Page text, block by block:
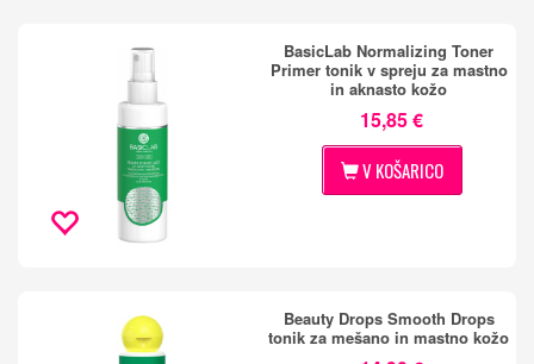
BasicLab Normalizing Toner
Primer tonik v spreju za mastno
in aknasto kožo
15,85 €
V KOŠARICO
Beauty Drops Smooth Drops
tonik za mešano in mastno kožo